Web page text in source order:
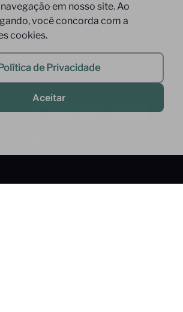
em nosso site. Ao
você concorda com a
cookies.
de Privacidade
Aceitar
à Sexta,
9369